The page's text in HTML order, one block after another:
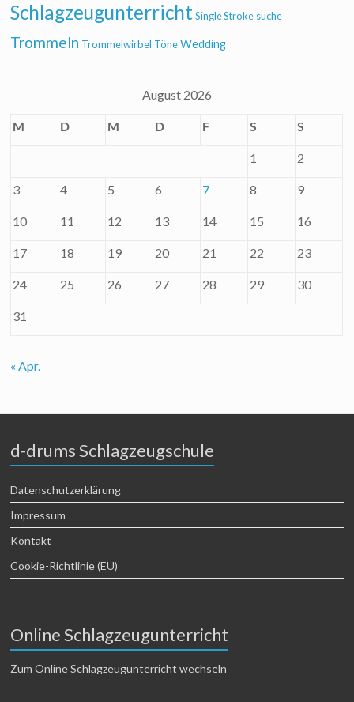
Schlagzeugunterricht Single Stroke suche
Trommeln Trommelwirbel Töne Wedding
August 2026
M D M D F S S
1 2
3 4 5 6 7 8 9
10 11 12 13 14 15 16
17 18 19 20 21 22 23
24 25 26 27 28 29 30
31
« Apr.
d-drums Schlagzeugschule
Datenschutzerklärung
Impressum
Kontakt
Cookie-Richtlinie (EU)
Online Schlagzeugunterricht
Zum Online Schlagzeugunterricht wechseln